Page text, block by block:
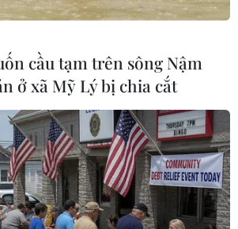
Bí thư Tỉnh ủy Hải Dương Phạm Xuân
cầu tạm trên sông Nậm
ở xã Mỹ Lý bị chia cắt